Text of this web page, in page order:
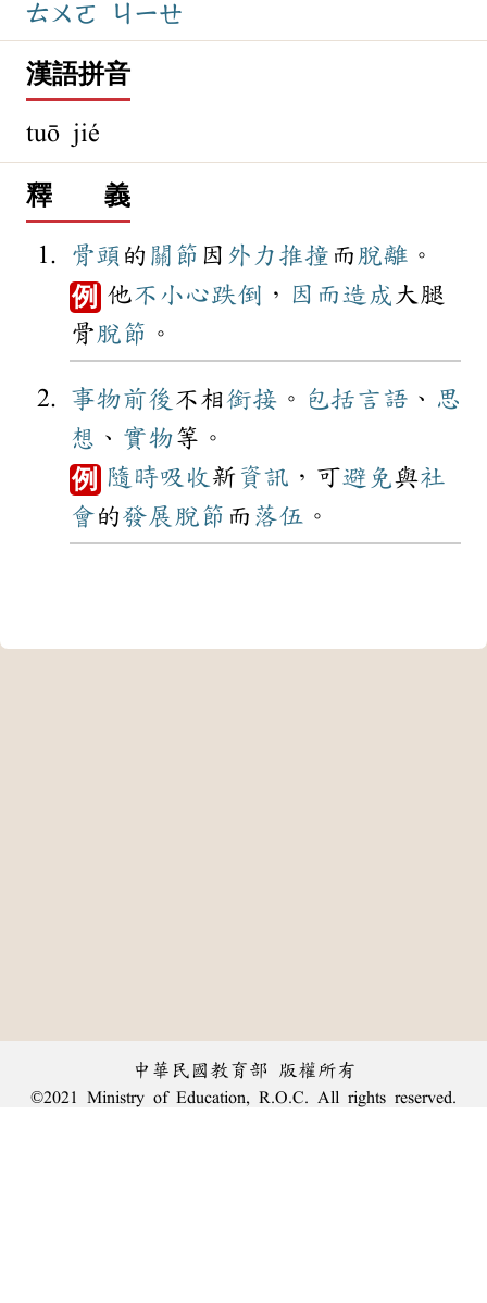
ㄊㄨㄛ ㄐㄧㄝ
漢語拼音
tuō jié
釋 義
骨頭 的 關節 因 外力 推撞 而 脫離 。
例 他不小心跌倒 ， 因而造成 大腿
骨脫節 。
事物前後 不相銜接 。 包括言語 、 思
想 、 實物等。
例 隨時吸收新 資訊 ，可避免與社
會的發展 脫節 而 落伍 。
中華民國教育部 版權所有
©2021 Ministry of Education, R.O.C. All rights reserved.